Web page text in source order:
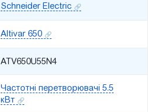
Schneider Electric
Altivar 650
ATV650U55N4
Частотні перетворювачі 5.5
кВт